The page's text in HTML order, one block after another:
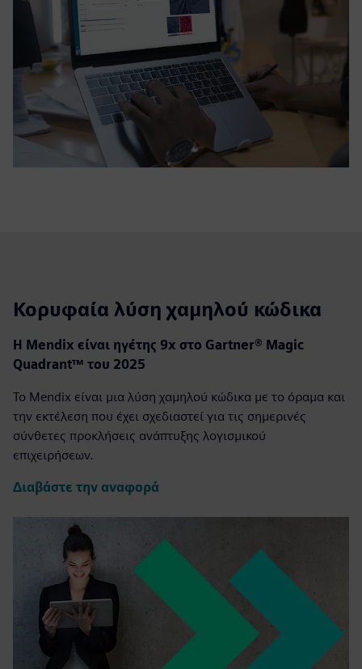
Κορυφαία λύση χαμηλού κώδικα
Η Mendix είναι ηγέτης 9x στο Gartner® Magic
Quadrant™ του 2025
Το Mendix είναι μια λύση χαμηλού κώδικα με το όραμα και
την εκτέλεση που έχει σχεδιαστεί για τις σημερινές
σύνθετες προκλήσεις ανάπτυξης λογισμικού
επιχειρήσεων.
Διαβάστε την αναφορά